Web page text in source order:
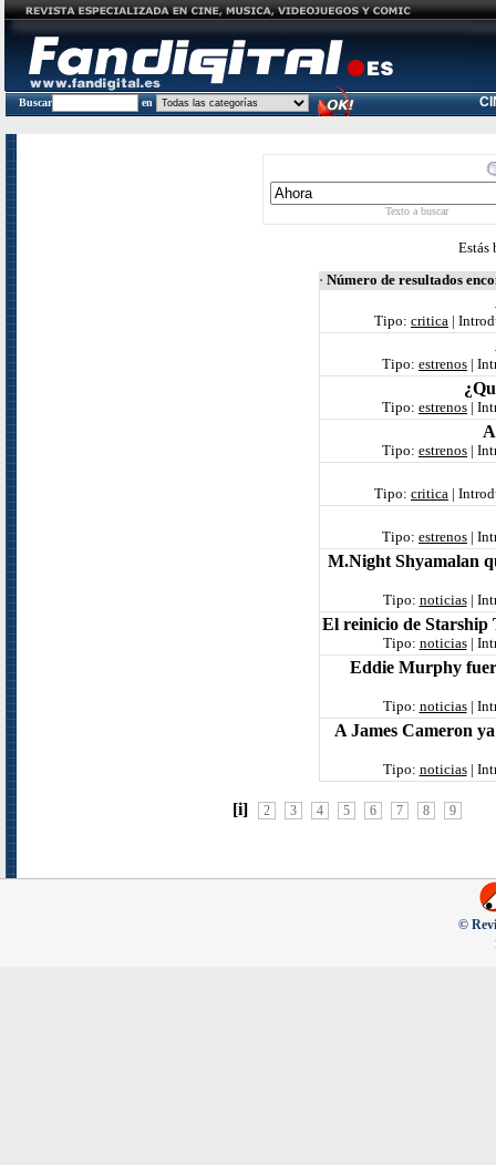
Buscar en
Texto a buscar
Estás
· Número de resultados
Tipo: critica |
Tipo: estrenos |
Tipo: estrenos |
Tipo: estrenos |
Tipo: critica |
Tipo: estrenos |
M.Night Shyamalan
Tipo: noticias|
El reinicio de Starship
Tipo: noticias|
Eddie Murphy
Tipo: noticias|
A James Cameron
Tipo: noticias|
[i] 2 3 4 5 6 7 8 9
©